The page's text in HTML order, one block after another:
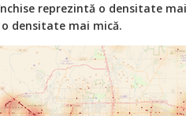
reprezintă o densitate
o densitate mai mică.